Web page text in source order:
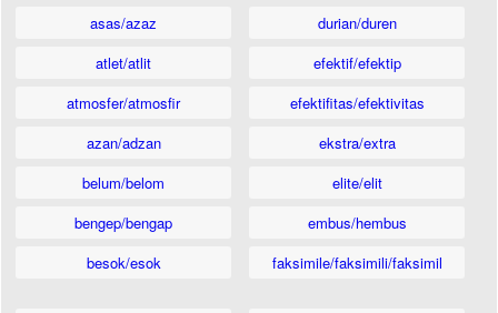
asas/azaz
atlet/atlit
atmosfer/atmosfir
azan/adzan
belum/belom
bengep/bengap
besok/esok
durian/duren
efektif/efektip
efektifitas/efektivitas
ekstra/extra
elite/elit
embus/hembus
faksimile/faksimili/faksimil